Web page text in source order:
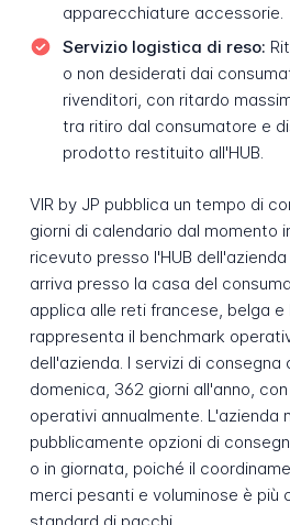
apparecchiature accessorie.
Servizio logistica di reso:
o non desiderati dai
rivenditori, con ritardo
tra ritiro dal consumatore e
prodotto restituito all'HUB.
VIR by JP pubblica un tempo di
giorni di calendario dal momento
ricevuto presso l'HUB
arriva presso la casa del
applica alle reti francese, belga e
rappresenta il benchmark
dell'azienda. I servizi di consegna
domenica, 362 giorni all'anno,
operativi annualmente. L'azienda
pubblicamente opzioni di
o in giornata, poiché il
merci pesanti e voluminose è più